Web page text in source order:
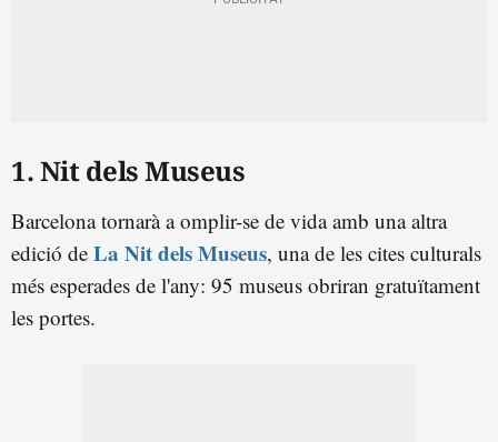
1. Nit dels Museus
Barcelona tornarà a omplir-se de vida amb una altra
edició de La Nit dels Museus, una de les cites culturals
més esperades de l'any: 95 museus obriran gratuïtament
les portes.